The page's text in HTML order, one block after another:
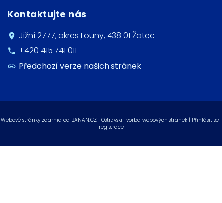
Kontaktujte nás
Jižní 2777, okres Louny, 438 01 Žatec
+420 415 741 011
Předchozí verze našich stránek
Webové stránky zdarma od BANAN.CZ| Ostravski Tvorba webových stránek | Přihlásit se |
registrace